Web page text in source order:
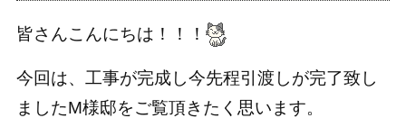
皆さんこんにちは！！！
今回は、工事が完成し今先程引渡しが完了致し
ましたМ様邸をご覧頂きたく思います。